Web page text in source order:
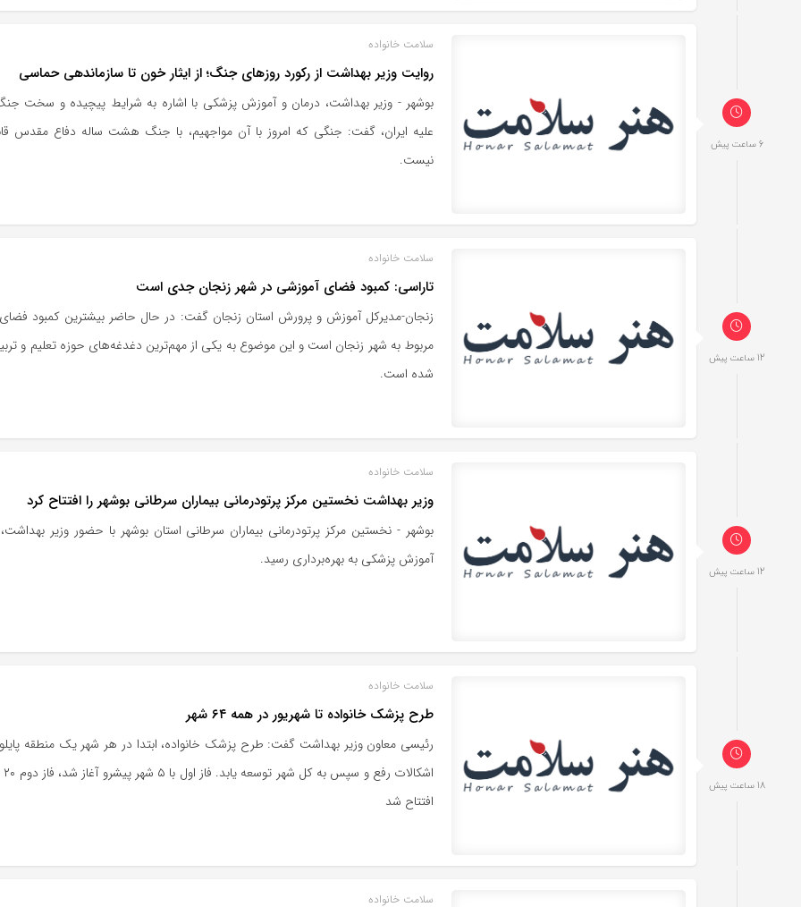
6 ساعت پیش
سلامت خانواده
روایت وزیر بهداشت از رکورد روزهای جنگ؛ از ایثار خون تا سازماندهی حماسی
بوشهر - وزیر بهداشت، درمان و آموزش پزشکی با اشاره به شرایط پیچیده و سخت
علیه ایران، گفت: جنگی که امروز با آن مواجهیم، با جنگ هشت ساله دفاع مقدس
نیست.
12 ساعت پیش
سلامت خانواده
تاراسی: کمبود فضای آموزشی در شهر زنجان جدی است
زنجان-مدیرکل آموزش و پرورش استان زنجان گفت: در حال حاضر بیشترین کمبود
مربوط به شهر زنجان است و این موضوع به یکی از مهم‌ترین دغدغه‌های حوزه تعلیم و
شده است.
12 ساعت پیش
سلامت خانواده
وزیر بهداشت نخستین مرکز پرتودرمانی بیماران سرطانی بوشهر را افتتاح کرد
بوشهر - نخستین مرکز پرتودرمانی بیماران سرطانی استان بوشهر با حضور وزیر
آموزش پزشکی به بهره‌برداری رسید.
18 ساعت پیش
سلامت خانواده
طرح پزشک خانواده تا شهریور در همه ۶۴ شهر
رئیسی معاون وزیر بهداشت گفت: طرح پزشک خانواده، ابتدا در هر شهر یک منطقه
افتتاح شد
سلامت خانواده